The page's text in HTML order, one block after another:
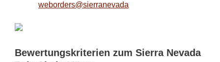
weborders@sierranevada
Bewertungskriterien zum Sierra Nevada